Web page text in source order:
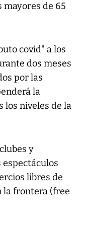
de 65
covid" a los
dos meses
por las
la
los niveles de la
y
espectáculos
libres de
la frontera (free